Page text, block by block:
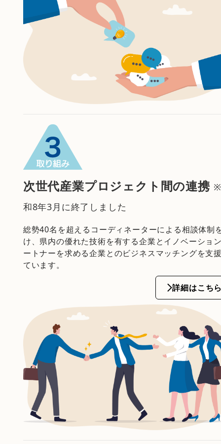
次世代産業プロジェクト間の連携
和8年3月に終了しました
総勢40名を超えるコーディネーターによる相談体制
け、県内の優れた技術を有する企業とイノベーショ
ートナーを求める企業とのビジネスマッチングを支
ています。
詳細はこち